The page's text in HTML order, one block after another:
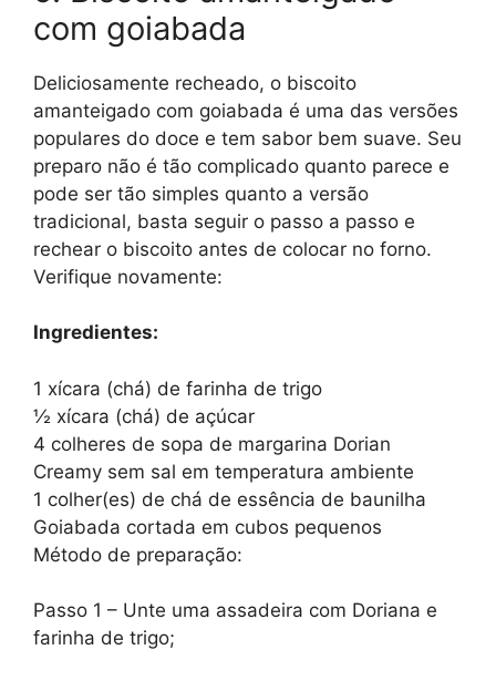
com goiabada
Deliciosamente recheado, o biscoito
amanteigado com goiabada é uma das versões
populares do doce e tem sabor bem suave. Seu
preparo não é tão complicado quanto parece e
pode ser tão simples quanto a versão
tradicional, basta seguir o passo a passo e
rechear o biscoito antes de colocar no forno.
Verifique novamente:
Ingredientes:
1 xícara (chá) de farinha de trigo
½ xícara (chá) de açúcar
4 colheres de sopa de margarina Dorian
Creamy sem sal em temperatura ambiente
1 colher(es) de chá de essência de baunilha
Goiabada cortada em cubos pequenos
Método de preparação:
Passo 1 – Unte uma assadeira com Doriana e
farinha de trigo;